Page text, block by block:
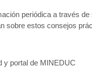
periódica a través
sobre estos consejos
y portal de MINEDUC